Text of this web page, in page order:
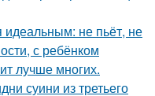
не пьёт, не
с ребёнком
лучше многих.
суини из третьего